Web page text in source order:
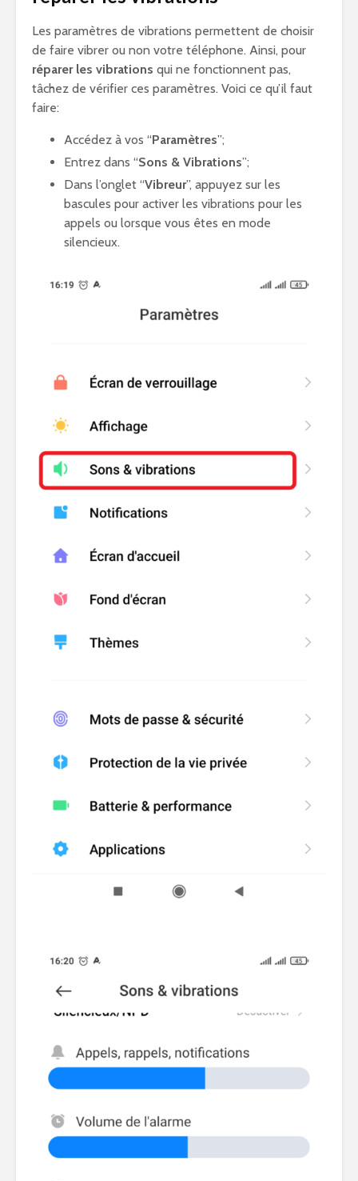
Les paramètres de vibrations permettent de choisir
de faire vibrer ou non votre téléphone. Ainsi, pour
réparer les vibrations qui ne fonctionnent pas,
tâchez de vérifier ces paramètres. Voici ce qu’il faut
faire:
Accédez à vos “Paramètres”;
Entrez dans “Sons & Vibrations”;
Dans l’onglet “Vibreur”, appuyez sur les
bascules pour activer les vibrations pour les
appels ou lorsque vous êtes en mode
silencieux.